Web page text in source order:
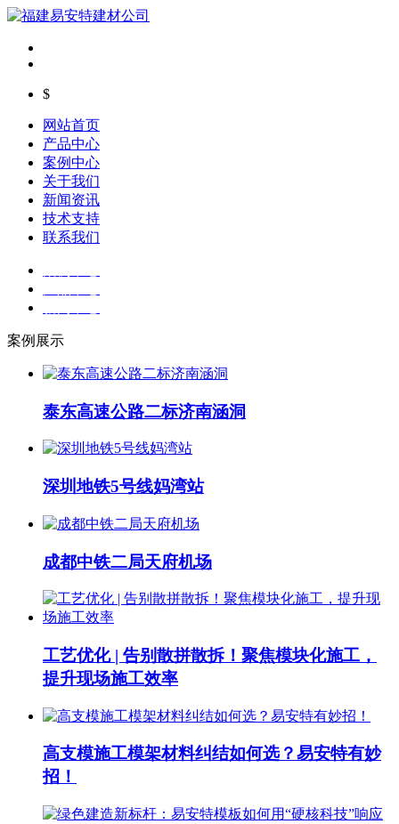
$
网站首页
产品中心
案例中心
关于我们
新闻资讯
技术支持
联系我们
案例展示
泰东高速公路二标济南涵洞
深圳地铁5号线妈湾站
成都中铁二局天府机场
工艺优化 | 告别散拼散拆！聚焦模块化施工，
提升现场施工效率
高支模施工模架材料纠结如何选？易安特有妙
招！